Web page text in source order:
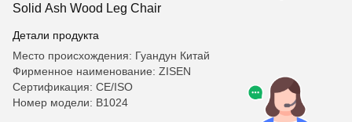
Solid Ash Wood Leg Chair
Детали продукта
Место происхождения: Гуандун Китай
Фирменное наименование: ZISEN
Сертификация: CE/ISO
Номер модели: B1024